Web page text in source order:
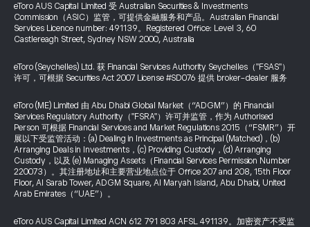
eToro AUS Capital Limited 受 Australian Securities & Investments
Commission（ASIC）监管，可提供金融服务和产品。Australian Financial
Services Licence number: 491139。Registered Office: Level 3, 60
Castlereagh Street, Sydney NSW 2000, Australia
eToro (Seychelles) Ltd. 获 Financial Services Authority Seychelles（"FSAS"）
许可，可根据 Securities Act 2007 License #SD076 提供 broker-dealer 服务
eToro (ME) Limited 由 Abu Dhabi Global Market（“ADGM”）的 Financial
Services Regulatory Authority（"FSRA"）许可并监管，作为 Authorised
Person 可根据 Financial Services and Market Regulations 2015（“FSMR”）开
展以下受监管活动：(a) Dealing in Investments as Principal (Matched)，(b)
Arranging Deals in Investments，(c) Providing Custody，(d) Arranging
Custody，以及 (e) Managing Assets（Financial Services Permission Number
220073）。其注册地址和主要营业地点位于 Office 207 and 208, 15th Floor
Floor, Al Sarab Tower, ADGM Square, Al Maryah Island, Abu Dhabi, United
Arab Emirates（“UAE”）。
eToro AUS Capital Limited ACN 612 791 803 AFSL 491139。加密资产不受监